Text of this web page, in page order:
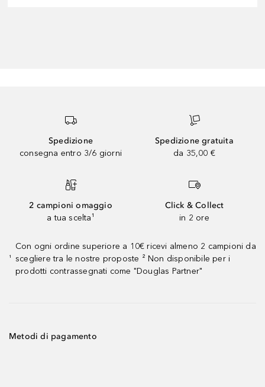
Spedizione
consegna entro 3/6 giorni
Spedizione gratuita
da 35,00 €
2 campioni omaggio
a tua scelta¹
Click & Collect
in 2 ore
¹
Con ogni ordine superiore a 10€ ricevi almeno 2 campioni da
scegliere tra le nostre proposte ² Non disponibile per i
prodotti contrassegnati come "Douglas Partner"
Metodi di pagamento